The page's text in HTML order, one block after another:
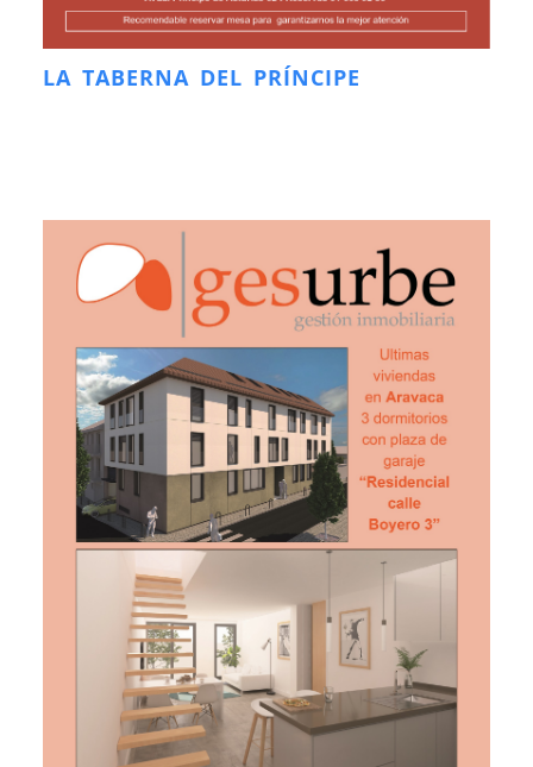
LA TABERNA DEL PRÍNCIPE